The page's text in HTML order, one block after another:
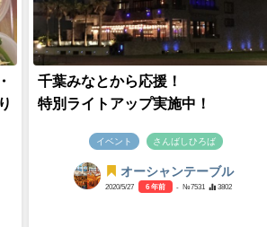
千葉みなとから応援！
特別ライトアップ実施中！
イベント さんばしひろば
オーシャンテーブル
2020/5/27 6 年前 - №7531 3802